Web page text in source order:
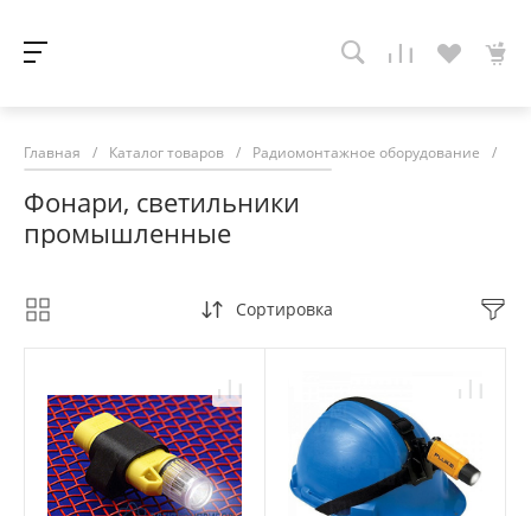
Главная / Каталог товаров / Радиомонтажное оборудование /
Фонари, светильники
промышленные
Сортировка